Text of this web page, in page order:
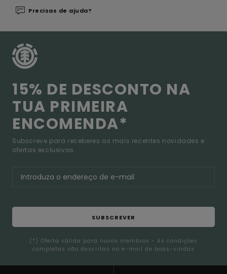
Precisas de ajuda?
15% DE DESCONTO NA
TUA PRIMEIRA
ENCOMENDA*
Subscreve para receberes as mais recentes novidades e
ofertas exclusivas.
SUBSCREVER
(*) Oferta válida para novos membros - As condições
completas são descritas no e-mail de boas-vindas